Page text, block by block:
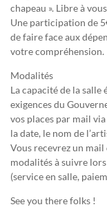
chapeau ». Libre à
Une participation de
de faire face aux
votre compréhension.
Modalités
La capacité de la
exigences du
vos places par mail
la date, le nom de
Vous recevrez un
modalités à suivre
(service en salle,
See you there folks !